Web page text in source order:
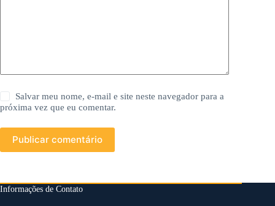
Salvar meu nome, e-mail e site neste navegador para a
próxima vez que eu comentar.
Publicar comentário
Informações de Contato